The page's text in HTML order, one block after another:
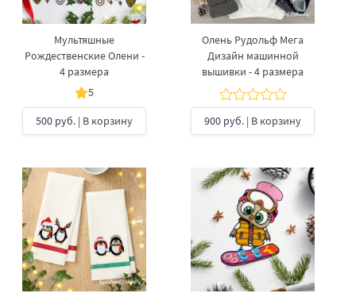
Мультяшные
Рождественские Олени -
4 размера
5
500 руб. | В корзину
Олень Рудольф Мега
Дизайн машинной
вышивки - 4 размера
900 руб. | В корзину